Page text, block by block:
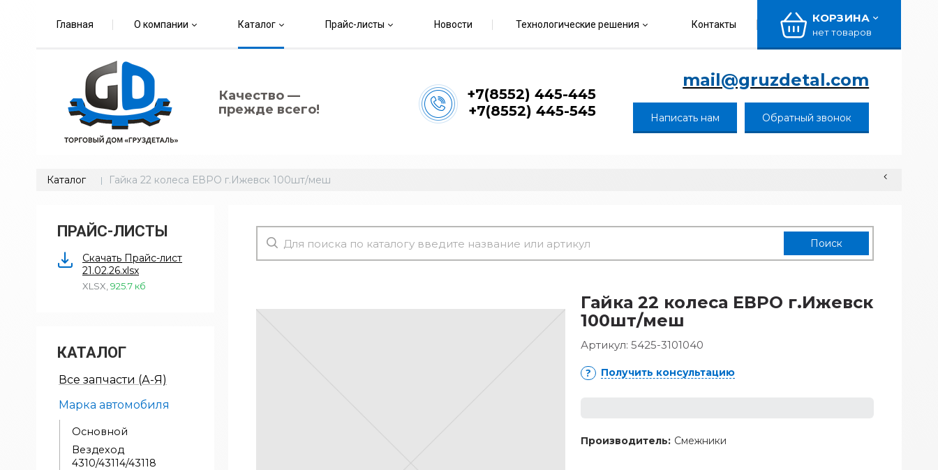
Главная О компании Каталог Прайс-листы Новости Технологические решения Контакты КОРЗИНА
нет товаров
Качество —
прежде всего!
+7(8552) 445-445
+7(8552) 445-545
mail@gruzdetal.com
Написать нам Обратный звонок
Каталог Гайка 22 колеса ЕВРО г.Ижевск 100шт/меш
ПРАЙС-ЛИСТЫ
Скачать Прайс-лист
21.02.26.xlsx
XLSX 925.7 кб
КАТАЛОГ
Все запчасти (А-Я)
Марка автомобиля
Основной
Вездеход
4310/43114/43118
Гайка 22 колеса ЕВРО г.Ижевск
100шт/меш
Артикул: 5425-3101040
Получить консультацию
Производитель: Смежники